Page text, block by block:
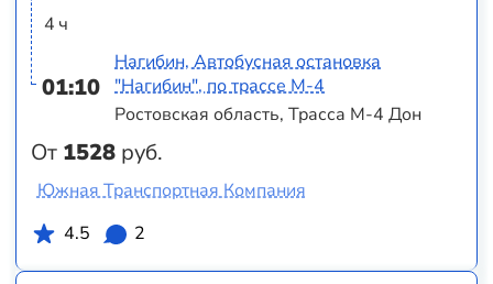
4 ч
01:10
От 1528 руб.
Нагибин, Автобусная остановка
"Нагибин", по трассе М-4
Ростовская область, Трасса М-4 Дон
Южная Транспортная Компания
4.5
2